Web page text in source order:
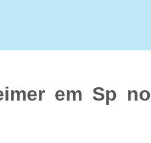
em Sp no